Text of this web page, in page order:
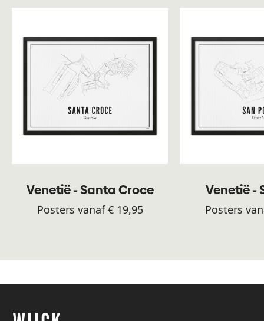
Venetië - Santa Croce
Posters vanaf € 19,95
Venetië -
Posters